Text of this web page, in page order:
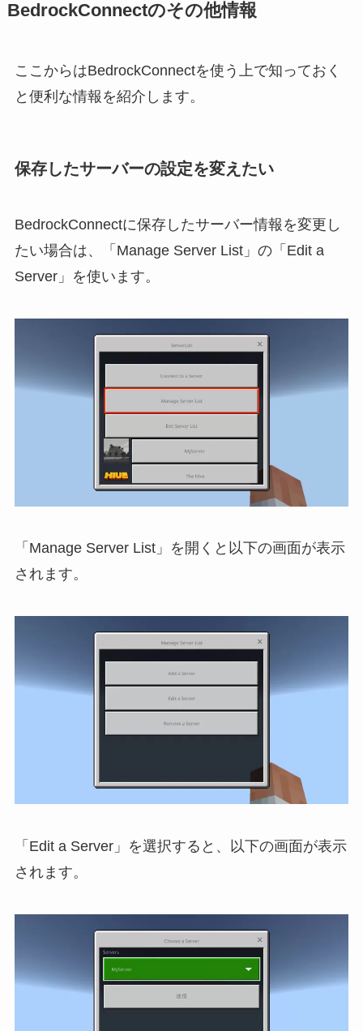
BedrockConnectのその他情報
ここからはBedrockConnectを使う上で知っておく
と便利な情報を紹介します。
保存したサーバーの設定を変えたい
BedrockConnectに保存したサーバー情報を変更し
たい場合は、「Manage Server List」の「Edit a
Server」を使います。
「Manage Server List」を開くと以下の画面が表示
されます。
「Edit a Server」を選択すると、以下の画面が表示
されます。